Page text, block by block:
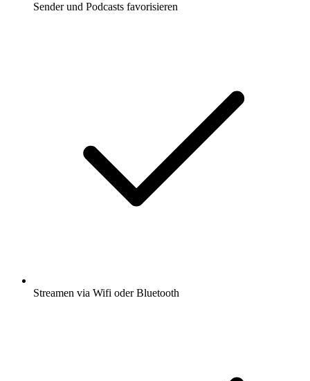
Sender und Podcasts favorisieren
Streamen via Wifi oder Bluetooth